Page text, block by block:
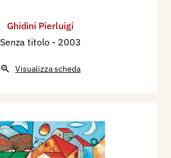
Ghidini Pierluigi
Senza titolo - 2003
Visualizza scheda